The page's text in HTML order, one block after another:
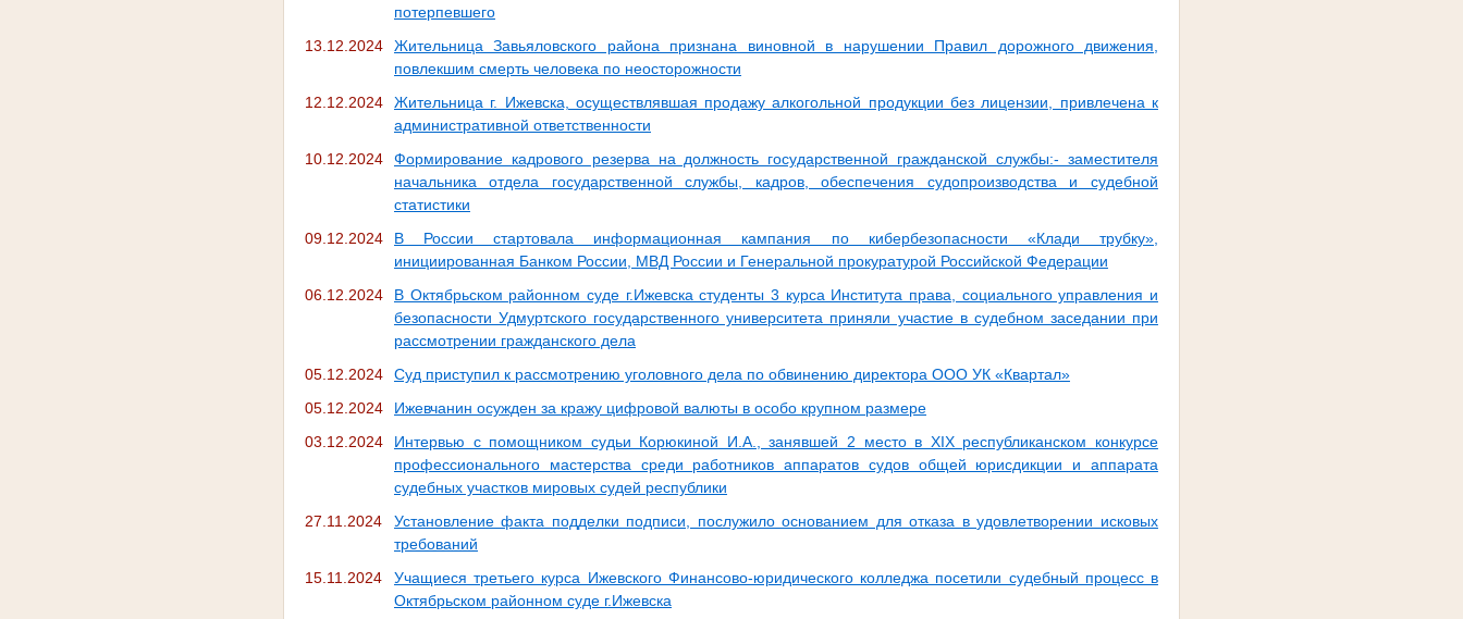
потерпевшего
13.12.2024
Жительница Завьяловского района признана виновной в нарушении Правил дорожного движения,
повлекшим смерть человека по неосторожности
12.12.2024
Жительница г. Ижевска, осуществлявшая продажу алкогольной продукции без лицензии, привлечена к
административной ответственности
10.12.2024
Формирование кадрового резерва на должность государственной гражданской службы:- заместителя
начальника отдела государственной службы, кадров, обеспечения судопроизводства и судебной
статистики
09.12.2024
В России стартовала информационная кампания по кибербезопасности «Клади трубку»,
инициированная Банком России, МВД России и Генеральной прокуратурой Российской Федерации
06.12.2024
В Октябрьском районном суде г.Ижевска студенты 3 курса Института права, социального управления и
безопасности Удмуртского государственного университета приняли участие в судебном заседании при
рассмотрении гражданского дела
05.12.2024
Суд приступил к рассмотрению уголовного дела по обвинению директора ООО УК «Квартал»
05.12.2024
Ижевчанин осужден за кражу цифровой валюты в особо крупном размере
03.12.2024
Интервью с помощником судьи Корюкиной И.А., занявшей 2 место в XIX республиканском конкурсе
профессионального мастерства среди работников аппаратов судов общей юрисдикции и аппарата
судебных участков мировых судей республики
27.11.2024
Установление факта подделки подписи, послужило основанием для отказа в удовлетворении исковых
требований
15.11.2024
Учащиеся третьего курса Ижевского Финансово-юридического колледжа посетили судебный процесс в
Октябрьском районном суде г.Ижевска